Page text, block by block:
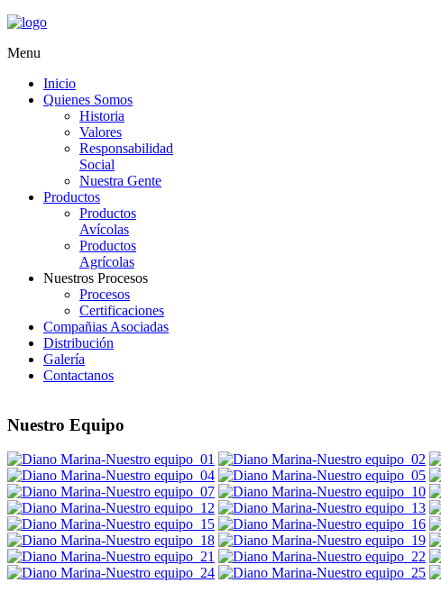
Menu
Inicio
Quienes Somos
Historia
Valores
Responsabilidad
Social
Nuestra Gente
Productos
Productos
Avícolas
Productos
Agrícolas
Nuestros Procesos
Procesos
Certificaciones
Compañias Asociadas
Distribución
Galería
Contactanos
Nuestro Equipo